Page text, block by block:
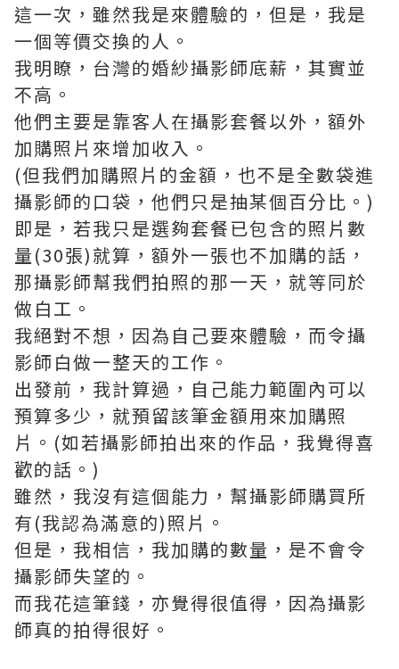
這一次，雖然我是來體驗的，但是，我是
一個等價交換的人。
我明瞭，台灣的婚紗攝影師底薪，其實並
不高。
他們主要是靠客人在攝影套餐以外，額外
加購照片來增加收入。
(但我們加購照片的金額，也不是全數袋進
攝影師的口袋，他們只是抽某個百分比。)
即是，若我只是選夠套餐已包含的照片數
量(30張)就算，額外一張也不加購的話，
那攝影師幫我們拍照的那一天，就等同於
做白工。
我絕對不想，因為自己要來體驗，而令攝
影師白做一整天的工作。
出發前，我計算過，自己能力範圍內可以
預算多少，就預留該筆金額用來加購照
片。(如若攝影師拍出來的作品，我覺得喜
歡的話。)
雖然，我沒有這個能力，幫攝影師購買所
有(我認為滿意的)照片。
但是，我相信，我加購的數量，是不會令
攝影師失望的。
而我花這筆錢，亦覺得很值得，因為攝影
師真的拍得很好。